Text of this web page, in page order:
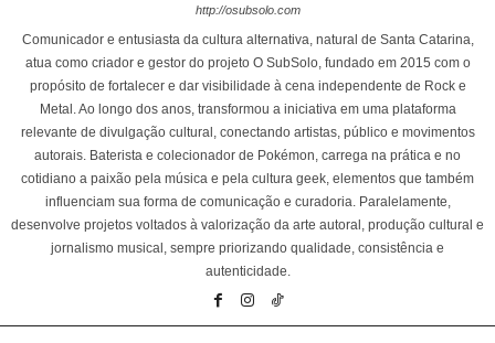
http://osubsolo.com
Comunicador e entusiasta da cultura alternativa, natural de Santa Catarina,
atua como criador e gestor do projeto O SubSolo, fundado em 2015 com o
propósito de fortalecer e dar visibilidade à cena independente de Rock e
Metal. Ao longo dos anos, transformou a iniciativa em uma plataforma
relevante de divulgação cultural, conectando artistas, público e movimentos
autorais. Baterista e colecionador de Pokémon, carrega na prática e no
cotidiano a paixão pela música e pela cultura geek, elementos que também
influenciam sua forma de comunicação e curadoria. Paralelamente,
desenvolve projetos voltados à valorização da arte autoral, produção cultural e
jornalismo musical, sempre priorizando qualidade, consistência e
autenticidade.